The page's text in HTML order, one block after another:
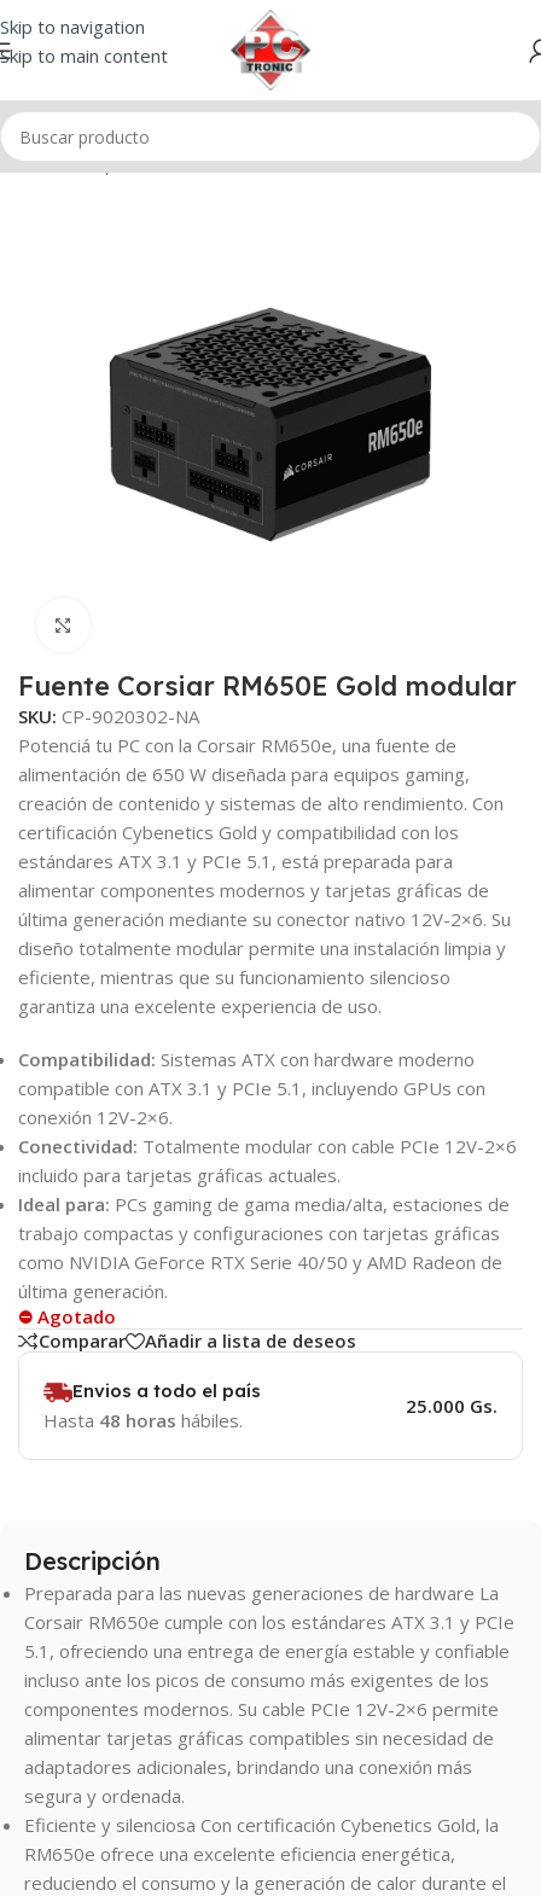
Skip to navigation
Skip to main content
Inicio/Componentes/Fuentes
Fuente Corsiar RM650E Gold modular
SKU: CP-9020302-NA
Potenciá tu PC con la Corsair RM650e, una fuente de
alimentación de 650 W diseñada para equipos gaming,
creación de contenido y sistemas de alto rendimiento. Con
certificación Cybenetics Gold y compatibilidad con los
estándares ATX 3.1 y PCIe 5.1, está preparada para
alimentar componentes modernos y tarjetas gráficas de
última generación mediante su conector nativo 12V-2×6. Su
diseño totalmente modular permite una instalación limpia y
eficiente, mientras que su funcionamiento silencioso
garantiza una excelente experiencia de uso.
Compatibilidad: Sistemas ATX con hardware moderno
compatible con ATX 3.1 y PCIe 5.1, incluyendo GPUs con
conexión 12V-2×6.
Conectividad: Totalmente modular con cable PCIe 12V-2×6
incluido para tarjetas gráficas actuales.
Ideal para: PCs gaming de gama media/alta, estaciones de
trabajo compactas y configuraciones con tarjetas gráficas
como NVIDIA GeForce RTX Serie 40/50 y AMD Radeon de
última generación.
⛔ Agotado
Comparar
Añadir a lista de deseos
Envios a todo el país
Hasta 48 horas hábiles.
25.000 Gs.
Descripción
Preparada para las nuevas generaciones de hardware La
Corsair RM650e cumple con los estándares ATX 3.1 y PCIe
5.1, ofreciendo una entrega de energía estable y confiable
incluso ante los picos de consumo más exigentes de los
componentes modernos. Su cable PCIe 12V-2×6 permite
alimentar tarjetas gráficas compatibles sin necesidad de
adaptadores adicionales, brindando una conexión más
segura y ordenada.
Eficiente y silenciosa Con certificación Cybenetics Gold, la
RM650e ofrece una excelente eficiencia energética,
reduciendo el consumo y la generación de calor durante el